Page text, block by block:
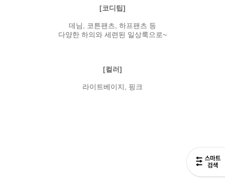
[코디팁]
데님, 코튼팬츠, 하프팬츠 등
다양한 하의와 세련된 일상룩으로~
[컬러]
라이트베이지, 핑크